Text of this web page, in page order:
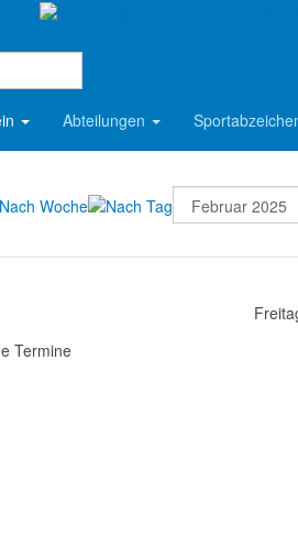
Abteilungen
Termine